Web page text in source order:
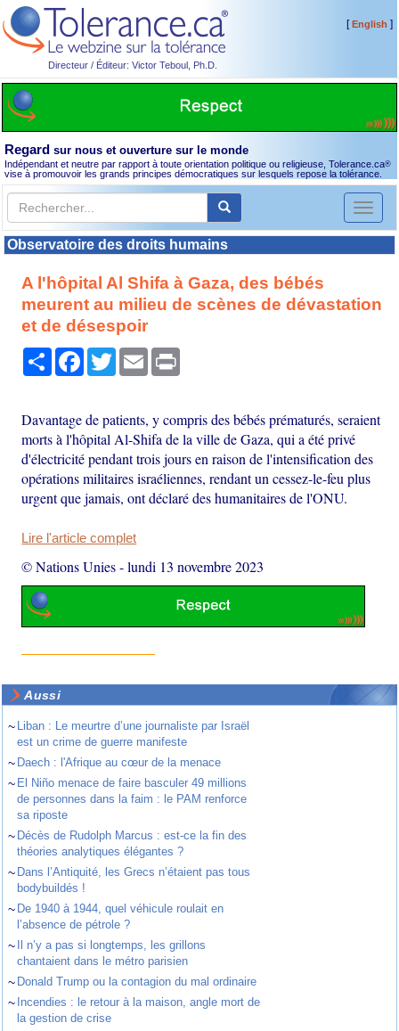
Directeur / Éditeur: Victor Teboul, Ph.D.
[English ]
Regard sur nous et ouverture sur le monde
Indépendant et neutre par rapport à toute orientation politique ou religieuse, Tolerance.ca®
vise à promouvoir les grands principes démocratiques sur lesquels repose la tolérance.
Toggle
Observatoire des droits humains
A l'hôpital Al Shifa à Gaza, des bébés
meurent au milieu de scènes de dévastation
et de désespoir
PartagerFacebook
TwitterEmail
Davantage de patients, y compris des bébés prématurés, seraient
morts à l'hôpital Al-Shifa de la ville de Gaza, qui a été privé
d'électricité pendant trois jours en raison de l'intensification des
opérations militaires israéliennes, rendant un cessez-le-feu plus
urgent que jamais, ont déclaré des humanitaires de l'ONU.
Lire l'article complet
© Nations Unies-lundi 13 novembre 2023
Aussi
~ Liban : Le meurtre d’une journaliste par Israël
est un crime de guerre manifeste
~ Daech : l'Afrique au cœur de la menace
~ El Niño menace de faire basculer 49 millions
de personnes dans la faim : le PAM renforce
sa riposte
~ Décès de Rudolph Marcus : est-ce la fin des
théories analytiques élégantes ?
~ Dans l’Antiquité, les Grecs n’étaient pas tous
bodybuildés !
~ De 1940 à 1944, quel véhicule roulait en
l’absence de pétrole ?
~
Il n’y a pas si longtemps, les grillons
chantaient dans le métro parisien
~ Donald Trump ou la contagion du mal ordinaire
~ Incendies : le retour à la maison, angle mort de
la gestion de crise